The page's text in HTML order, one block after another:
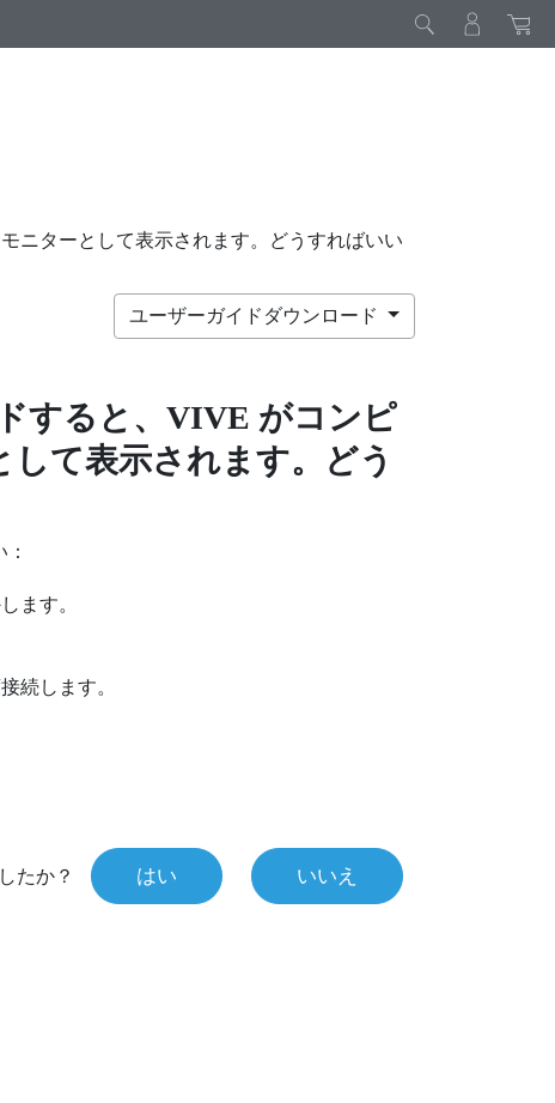
ニターとして表示されます。どうすればいい
ユーザーガイドダウンロード
すると、 VIVE がコンピ
て表示されます。どう
ます。
続します。
たか？ はい いいえ